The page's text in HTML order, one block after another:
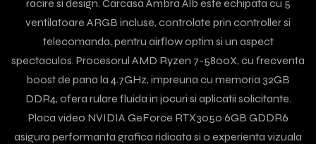
racire si design. Carcasa Ambra Alb este echipata cu 5
ventilatoare ARGB incluse, controlate prin controller si
telecomanda, pentru airflow optim si un aspect
spectaculos. Procesorul AMD Ryzen 7-5800X, cu frecventa
boost de pana la 4.7GHz, impreuna cu memoria 32GB
DDR4, ofera rulare fluida in jocuri si aplicatii solicitante.
Placa video NVIDIA GeForce RTX3050 6GB GDDR6
asigura performanta grafica ridicata si o experienta vizuala